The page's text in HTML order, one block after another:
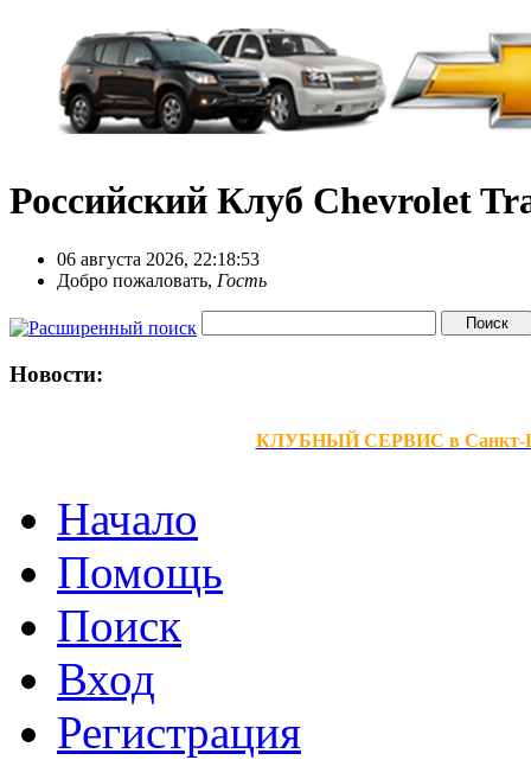
Российский Клуб Chevrolet
06 августа 2026, 22:18:53
Добро пожаловать, Гость
Новости:
КЛУБНЫЙ СЕРВИС в Санкт-
Начало
Помощь
Поиск
Вход
Регистрация